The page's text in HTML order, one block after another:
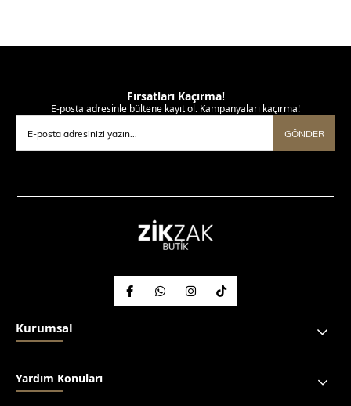
Fırsatları Kaçırma!
E-posta adresinle bültene kayıt ol. Kampanyaları kaçırma!
GÖNDER
Kurumsal
Yardım Konuları